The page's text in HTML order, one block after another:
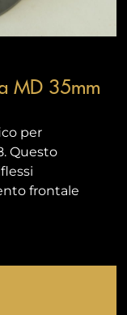
MD 35mm
per
Questo
frontale